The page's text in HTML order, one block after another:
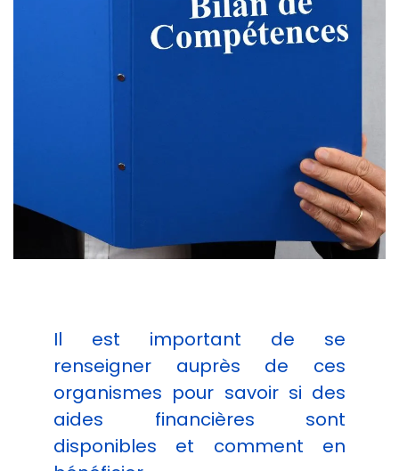
Il est important de se
renseigner auprès de ces
organismes pour savoir si des
aides financières sont
disponibles et comment en